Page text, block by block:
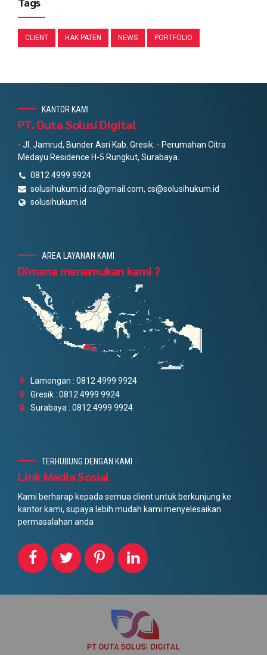
CLIENT HAK PATEN NEWS PORTFOLIO
KANTOR KAMI
PT. Duta Solusi Digital
- Jl. Jamrud, Bunder Asri Kab. Gresik. - Perumahan Citra
Medayu Residence H-5 Rungkut, Surabaya.
0812 4999 9924
solusihukum.id.cs@gmail.com, cs@solusihukum.id
solusihukum.id
AREA LAYANAN KAMI
Dimana menemukan kami ?
Lamongan : 0812 4999 9924
Gresik : 0812 4999 9924
Surabaya : 0812 4999 9924
TERHUBUNG DENGAN KAMI
Link Media Sosial
Kami berharap kepada semua client untuk berkunjung ke
kantor kami, supaya lebih mudah kami menyelesaikan
permasalahan anda